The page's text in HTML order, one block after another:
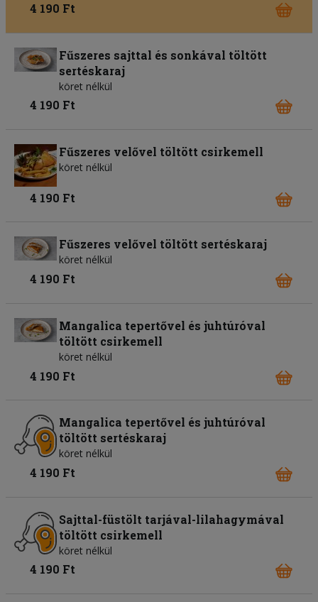
4 190 Ft
Fűszeres sajttal és sonkával töltött
sertéskaraj
köret nélkül
4 190 Ft
Fűszeres velővel töltött csirkemell
köret nélkül
4 190 Ft
Fűszeres velővel töltött sertéskaraj
köret nélkül
4 190 Ft
Mangalica tepertővel és juhtúróval
töltött csirkemell
köret nélkül
4 190 Ft
Mangalica tepertővel és juhtúróval
töltött sertéskaraj
köret nélkül
4 190 Ft
Sajttal-füstölt tarjával-lilahagymával
töltött csirkemell
köret nélkül
4 190 Ft